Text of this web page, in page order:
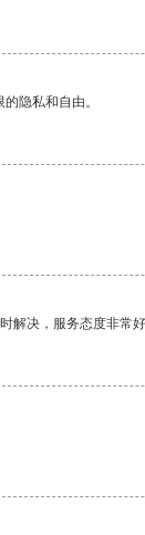
隐私和自由。
解决，服务态度非常好